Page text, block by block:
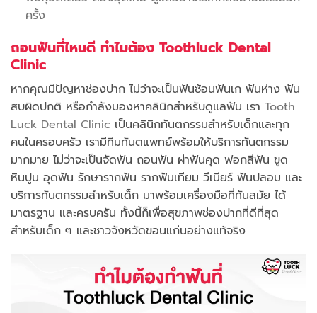
ครั้ง
ถอนฟันที่ไหนดี ทำไมต้อง Toothluck Dental
Clinic
หากคุณมีปัญหาช่องปาก ไม่ว่าจะเป็นฟันซ้อนฟันเก ฟันห่าง ฟัน
สบผิดปกติ หรือกำลังมองหาคลินิกสำหรับดูแลฟัน เรา Tooth
Luck Dental Clinic เป็นคลินิกทันตกรรมสำหรับเด็กและทุก
คนในครอบครัว เรามีทีมทันตแพทย์พร้อมให้บริการทันตกรรม
มากมาย ไม่ว่าจะเป็นจัดฟัน ถอนฟัน ผ่าฟันคุด ฟอกสีฟัน ขูด
หินปูน อุดฟัน รักษารากฟัน รากฟันเทียม วีเนียร์ ฟันปลอม และ
บริการทันตกรรมสำหรับเด็ก มาพร้อมเครื่องมือที่ทันสมัย ได้
มาตรฐาน และครบครัน ทั้งนี้ก็เพื่อสุขภาพช่องปากที่ดีที่สุด
สำหรับเด็ก ๆ และชาวจังหวัดขอนแก่นอย่างแท้จริง